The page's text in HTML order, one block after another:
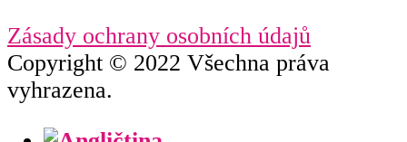
Zásady ochrany osobních údajů
Copyright © 2022 Všechna práva
vyhrazena.